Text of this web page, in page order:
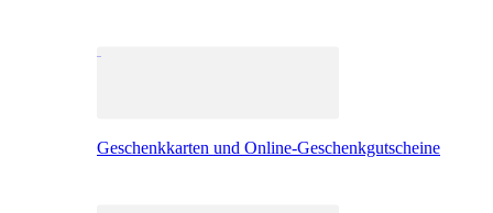
Geschenkkarten und Online-Geschenkgutscheine